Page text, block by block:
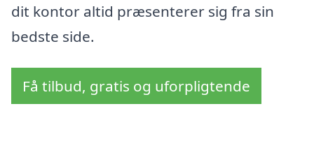
dit kontor altid præsenterer sig fra sin
bedste side.
Få tilbud, gratis og uforpligtende